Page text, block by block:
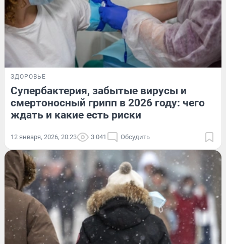
ЗДОРОВЬЕ
Супербактерия, забытые вирусы и
смертоносный грипп в 2026 году: чего
ждать и какие есть риски
12 января, 2026, 20:23 3 041 Обсудить